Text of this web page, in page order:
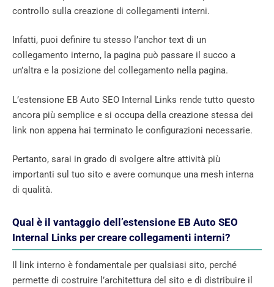
controllo sulla creazione di collegamenti interni.
Infatti, puoi definire tu stesso l’anchor text di un
collegamento interno, la pagina può passare il succo a
un’altra e la posizione del collegamento nella pagina.
L’estensione EB Auto SEO Internal Links rende tutto questo
ancora più semplice e si occupa della creazione stessa dei
link non appena hai terminato le configurazioni necessarie.
Pertanto, sarai in grado di svolgere altre attività più
importanti sul tuo sito e avere comunque una mesh interna
di qualità.
Qual è il vantaggio dell’estensione EB Auto SEO
Internal Links per creare collegamenti interni?
Il link interno è fondamentale per qualsiasi sito, perché
permette di costruire l’architettura del sito e di distribuire il